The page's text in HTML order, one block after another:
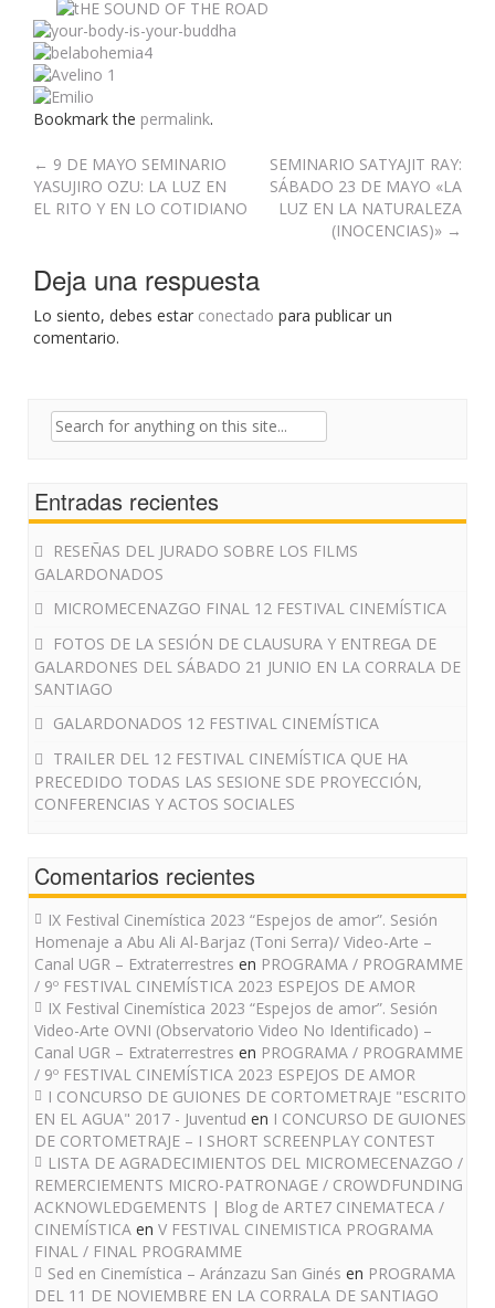
Bookmark the permalink.
Post
navigation
← 9 DE MAYO SEMINARIO
YASUJIRO OZU: LA LUZ EN
EL RITO Y EN LO COTIDIANO
SEMINARIO SATYAJIT RAY:
SÁBADO 23 DE MAYO «LA
LUZ EN LA NATURALEZA
(INOCENCIAS)» →
Deja una respuesta
Lo siento, debes estar conectado para publicar un
comentario.
Search
Entradas recientes
RESEÑAS DEL JURADO SOBRE LOS FILMS
GALARDONADOS
MICROMECENAZGO FINAL 12 FESTIVAL CINEMÍSTICA
FOTOS DE LA SESIÓN DE CLAUSURA Y ENTREGA DE
GALARDONES DEL SÁBADO 21 JUNIO EN LA CORRALA DE
SANTIAGO
GALARDONADOS 12 FESTIVAL CINEMÍSTICA
TRAILER DEL 12 FESTIVAL CINEMÍSTICA QUE HA
PRECEDIDO TODAS LAS SESIONE SDE PROYECCIÓN,
CONFERENCIAS Y ACTOS SOCIALES
Comentarios recientes
IX Festival Cinemística 2023 “Espejos de amor”. Sesión
Homenaje a Abu Ali Al-Barjaz (Toni Serra)/ Video-Arte –
Canal UGR – Extraterrestres en PROGRAMA / PROGRAMME
/ 9º FESTIVAL CINEMÍSTICA 2023 ESPEJOS DE AMOR
IX Festival Cinemística 2023 “Espejos de amor”. Sesión
Video-Arte OVNI (Observatorio Video No Identificado) –
Canal UGR – Extraterrestres en PROGRAMA / PROGRAMME
/ 9º FESTIVAL CINEMÍSTICA 2023 ESPEJOS DE AMOR
I CONCURSO DE GUIONES DE CORTOMETRAJE "ESCRITO
EN EL AGUA" 2017 - Juventud en I CONCURSO DE GUIONES
DE CORTOMETRAJE – I SHORT SCREENPLAY CONTEST
LISTA DE AGRADECIMIENTOS DEL MICROMECENAZGO /
REMERCIEMENTS MICRO-PATRONAGE / CROWDFUNDING
ACKNOWLEDGEMENTS | Blog de ARTE7 CINEMATECA /
CINEMÍSTICA en V FESTIVAL CINEMISTICA PROGRAMA
FINAL / FINAL PROGRAMME
Sed en Cinemística – Aránzazu San Ginés en PROGRAMA
DEL 11 DE NOVIEMBRE EN LA CORRALA DE SANTIAGO